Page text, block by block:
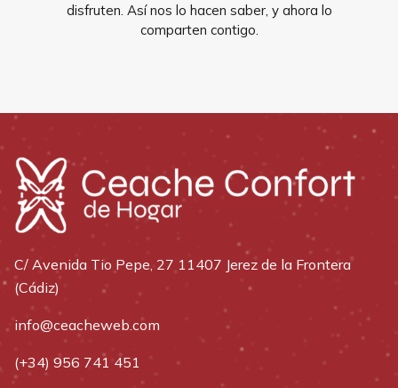
disfruten. Así nos lo hacen saber, y ahora lo
comparten contigo.
C/ Avenida Tio Pepe, 27 11407 Jerez de la Frontera
(Cádiz)
info@ceacheweb.com
(+34) 956 741 451